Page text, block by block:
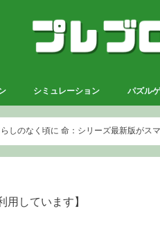
シミュレーション パズル
しのなく頃に 命：シリーズ最新版がス
用しています】